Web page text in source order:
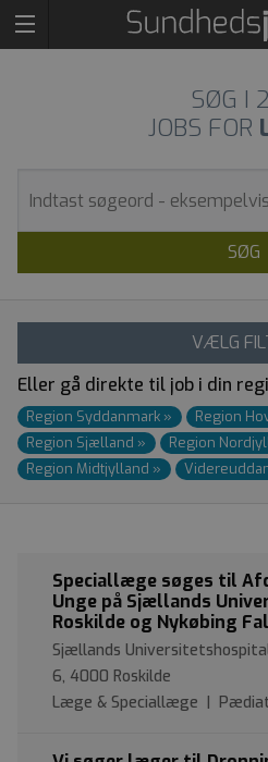
SØG I
JOBS FOR
SØG
VÆLG
Eller gå direkte til job i din
Region Syddanmark » Region
Region Sjælland » Region
Region Midtjylland »
Speciallæge søges til
Unge på Sjællands
Roskilde og Nykøbing
Sjællands
6, 4000 Roskilde
Læge & Speciallæge |